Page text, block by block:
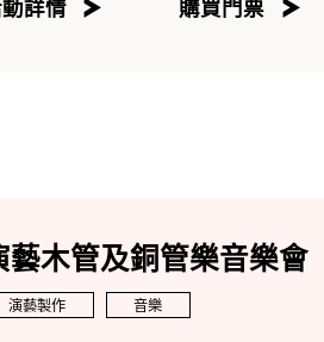
雅亦先後舉行了3次自己的音樂會。
人音樂會『My Perfect Moment』、
電台合作，舉行了第二個音樂會。
詳情 購買門票
藝木管及銅管樂音樂會
演藝製作 音樂